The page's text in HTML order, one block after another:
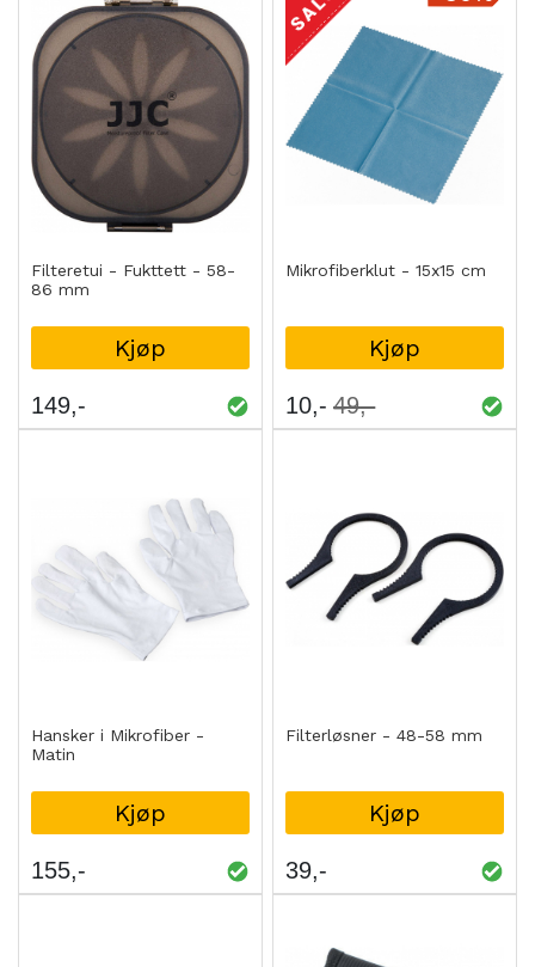
Filteretui - Fukttett - 58-
86 mm
Kjøp
149
Mikrofiberklut - 15x15 cm
Kjøp
10 49
Hansker i Mikrofiber -
Matin
Kjøp
155
Filterløsner - 48-58 mm
Kjøp
39